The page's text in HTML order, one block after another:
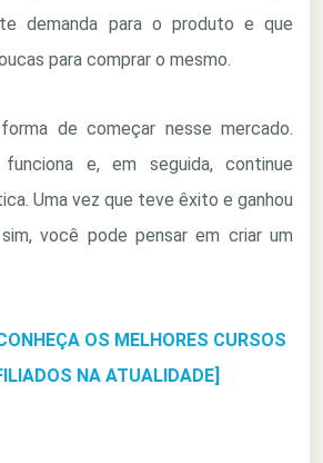
demanda para o produto e que
para comprar o mesmo.
de começar nesse mercado.
e, em seguida, continue
Uma vez que teve êxito e ganhou
você pode pensar em criar um
OS MELHORES CURSOS
NA ATUALIDADE]